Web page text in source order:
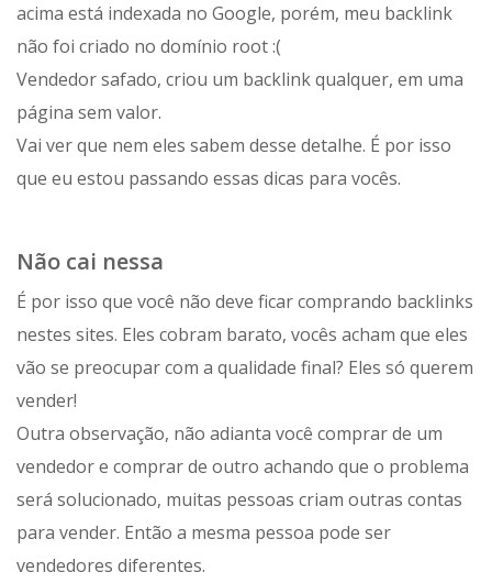
acima está indexada no Google, porém, meu backlink
não foi criado no domínio root :(
Vendedor safado, criou um backlink qualquer, em uma
página sem valor.
Vai ver que nem eles sabem desse detalhe. É por isso
que eu estou passando essas dicas para vocês.
Não cai nessa
É por isso que você não deve ficar comprando backlinks
nestes sites. Eles cobram barato, vocês acham que eles
vão se preocupar com a qualidade final? Eles só querem
vender!
Outra observação, não adianta você comprar de um
vendedor e comprar de outro achando que o problema
será solucionado, muitas pessoas criam outras contas
para vender. Então a mesma pessoa pode ser
vendedores diferentes.